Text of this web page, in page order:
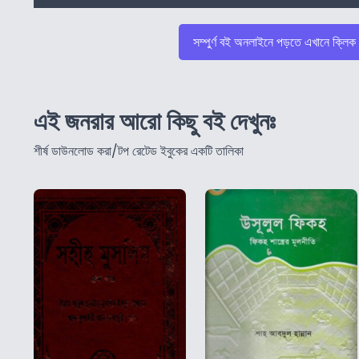
সম্পুর্ণ বই অনলাইনে পড়তে এখানে
এই জনরার আরো কিছু বই দেখুনঃ
শীর্ষ ডাউনলোড করা/টপ রেটেড ইবুকের একটি তালিকা